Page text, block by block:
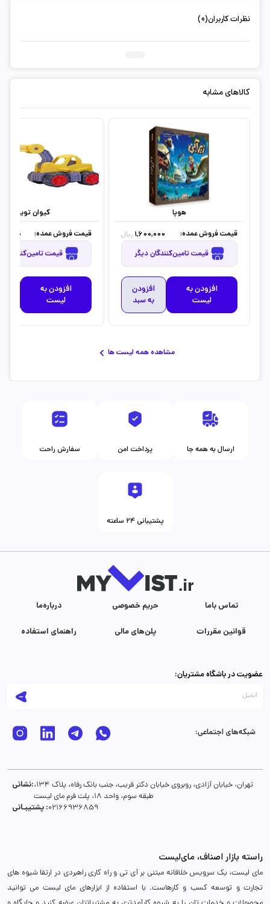
نظرات کاربران(0)
کالاهای مشابه
هوپا
قیمت فروش عمده:
1,600,000 ریال
قیمت تامین‌کنندگان دیگر
افزودن به
لیست
افزودن
به سبد
کیوان تویز
قیمت فروش عمده:
قیمت تامین‌کنندگان دیگر
افزودن به
لیست
مشاهده همه لیست ها
سفارش راحت پرداخت امن ارسال به همه جا
پشتیبانی ۲۴ ساعته
درباره‌ما حریم خصوصی تماس با‌ما
راهنمای استفاده پلن‌های مالی قوانین مقررات
عضویت در باشگاه مشتریان:
شبکه‌های اجتماعی:
نشانی:تهران، خیابان آزادی، روبروی خیابان دکتر قریب، جنب بانک رفاه، پلاک 134،
طبقه سوم، واحد 18، پلت فرم مای لیست
پشتیبـانی :02166936859
راسته بازار اصناف، مای‌لیست
مای لیست، یک سرویس خلاقانه مبتنی بر آی تی و راه کاری راهبردی در ارتقا شیوه های
تجارت و توسعه کسب و کارهاست. با استفاده از ابزارهای مای لیست می توانید